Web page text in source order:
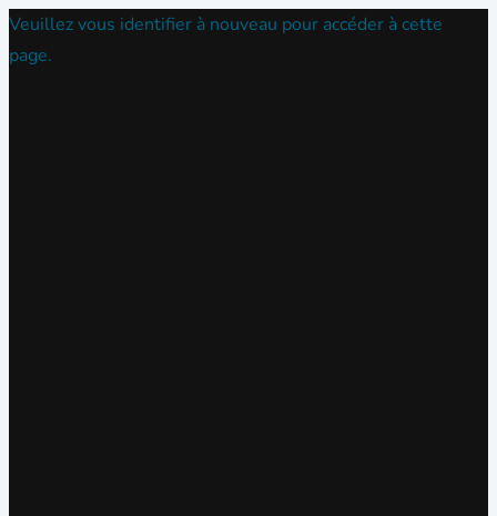
Veuillez vous identifier à nouveau pour accéder à cette
page.